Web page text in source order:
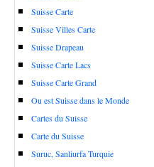
Suisse Carte
Suisse Villes Carte
Suisse Drapeau
Suisse Carte Lacs
Suisse Carte Grand
Ou est Suisse dans le Monde
Cartes du Suisse
Carte du Suisse
Suruc, Sanliurfa Turquie